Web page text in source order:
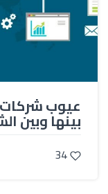
عيوب شركات
بينها وبين